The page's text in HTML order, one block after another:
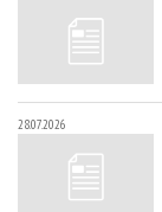
28.07.2026